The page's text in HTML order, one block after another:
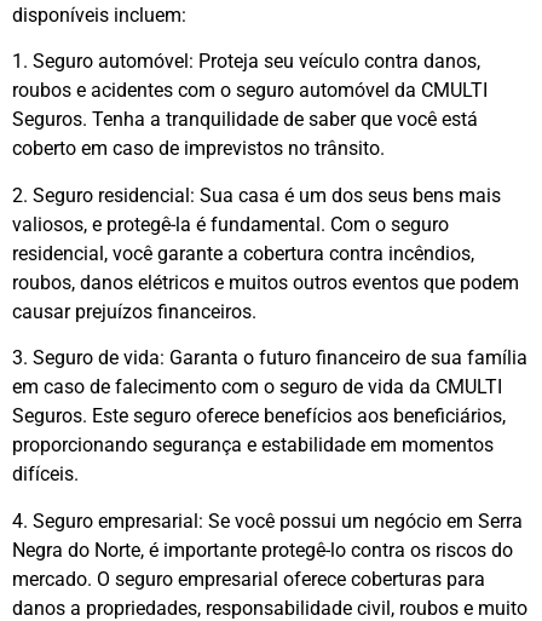
disponíveis incluem:
1. Seguro automóvel: Proteja seu veículo contra danos,
roubos e acidentes com o seguro automóvel da CMULTI
Seguros. Tenha a tranquilidade de saber que você está
coberto em caso de imprevistos no trânsito.
2. Seguro residencial: Sua casa é um dos seus bens mais
valiosos, e protegê-la é fundamental. Com o seguro
residencial, você garante a cobertura contra incêndios,
roubos, danos elétricos e muitos outros eventos que podem
causar prejuízos financeiros.
3. Seguro de vida: Garanta o futuro financeiro de sua família
em caso de falecimento com o seguro de vida da CMULTI
Seguros. Este seguro oferece benefícios aos beneficiários,
proporcionando segurança e estabilidade em momentos
difíceis.
4. Seguro empresarial: Se você possui um negócio em Serra
Negra do Norte, é importante protegê-lo contra os riscos do
mercado. O seguro empresarial oferece coberturas para
danos a propriedades, responsabilidade civil, roubos e muito